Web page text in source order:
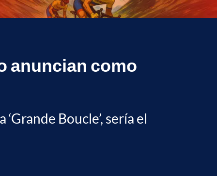
anuncian como
Boucle’, sería el